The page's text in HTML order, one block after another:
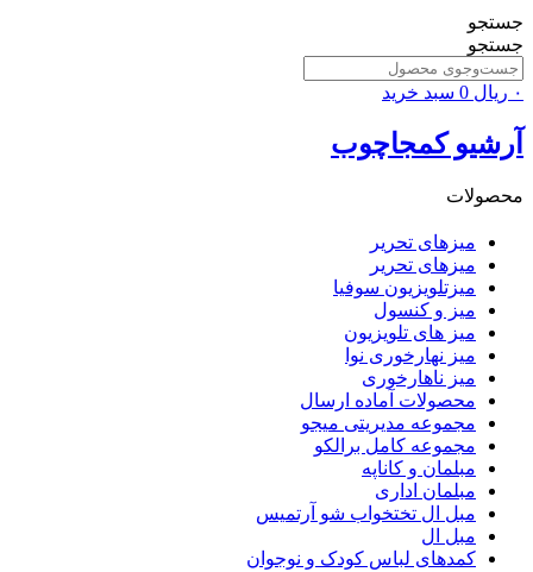
جستجو
جستجو
۰ ریال 0 سبد خرید
آرشیو کمجاچوب
محصولات
میزهای تحریر
میزهای تحریر
میزتلویزیون سوفیا
میز و کنسول
میز های تلویزیون
میز نهارخوری نوا
میز ناهارخوری
محصولات آماده ارسال
مجموعه مدیریتی میجو
مجموعه کامل برالکو
مبلمان و کاناپه
مبلمان اداری
مبل ال تختخواب شو آرتمیس
مبل ال
کمدهای لباس کودک و نوجوان